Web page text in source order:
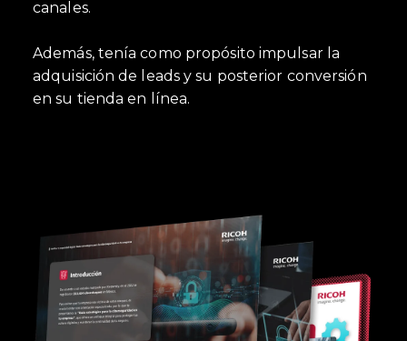
canales.
Además, tenía como propósito impulsar la
adquisición de leads y su posterior conversión
en su tienda en línea.